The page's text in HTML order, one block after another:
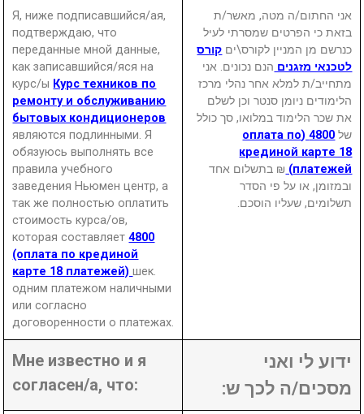
Я, ниже подписавшийся/ая,
подтверждаю, что
переданные мной данные,
как записавшийся/яся на
курс/ы Курс техников по
ремонту и обслуживанию
бытовых кондиционеров
являются подлинными. Я
обязуюсь выполнять все
правила учебного
заведения Ньюмен центр, а
так же полностью оплатить
стоимость курса/ов,
которая составляет4800
(оплата по крединой
карте 18 платежей)шек.
одним платежом наличными
или согласно
договоренности о платежах.
אני החתום/ה מטה, מאשר/ת
בזאת כי הפרטים שמסרתי לעיל
כנרשם מן המניין לקורס\ים קורס
לטכנאי מזגנים הנם נכונים. אני
מתחייב/ת למלא אחר נהלי מרכז
הלימודים ניומן סנטר וכן לשלם
את שכר הלימוד במלואו, סך כולל
של
4800 (оплата по
крединой карте 18
платежей)
₪ בתשלום אחד
ובמזומן, או על פי הסדר
תשלומים, שעליו הוסכם.
Мне известно и я
согласен/а, что:
ידוע לי ואני
מסכים/ה לכך ש: